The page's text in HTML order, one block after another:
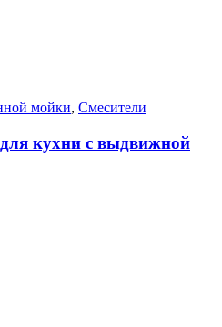
мойки, Смесители
кухни с выдвижной